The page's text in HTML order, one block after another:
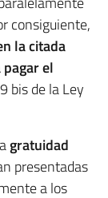
consiguiente,
la citada
el
bis de la Ley
gratuidad
presentadas
a los